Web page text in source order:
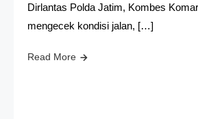
Dirlantas Polda Jatim, Kombes
mengecek kondisi jalan, […]
Read More